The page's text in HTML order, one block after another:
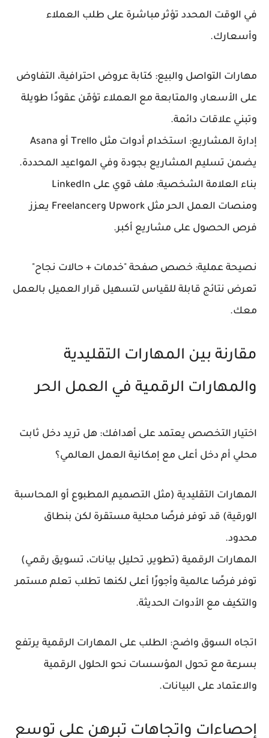
في الوقت المحدد تؤثر مباشرة على طلب العملاء
وأسعارك.
مهارات التواصل والبيع: كتابة عروض احترافية، التفاوض
على الأسعار، والمتابعة مع العملاء تؤمّن عقودًا طويلة
وتبني علاقات دائمة.
إدارة المشاريع: استخدام أدوات مثل Trello أو Asana
يضمن تسليم المشاريع بجودة وفي المواعيد المحددة.
بناء العلامة الشخصية: ملف قوي على LinkedIn
ومنصات العمل الحر مثل Upwork وFreelancer يعزز
فرص الحصول على مشاريع أكبر.
نصيحة عملية: خصص صفحة "خدمات + حالات نجاح"
تعرض نتائج قابلة للقياس لتسهيل قرار العميل بالعمل
معك.
مقارنة بين المهارات التقليدية
والمهارات الرقمية في العمل الحر
اختيار التخصص يعتمد على أهدافك: هل تريد دخل ثابت
محلي أم دخل أعلى مع إمكانية العمل العالمي؟
المهارات التقليدية (مثل التصميم المطبوع أو المحاسبة
الورقية) قد توفر فرصًا محلية مستقرة لكن بنطاق
محدود.
المهارات الرقمية (تطوير، تحليل بيانات، تسويق رقمي)
توفر فرصًا عالمية وأجورًا أعلى لكنها تطلب تعلم مستمر
والتكيف مع الأدوات الحديثة.
اتجاه السوق واضح: الطلب على المهارات الرقمية يرتفع
بسرعة مع تحول المؤسسات نحو الحلول الرقمية
والاعتماد على البيانات.
إحصاءات واتجاهات تبرهن على توسع